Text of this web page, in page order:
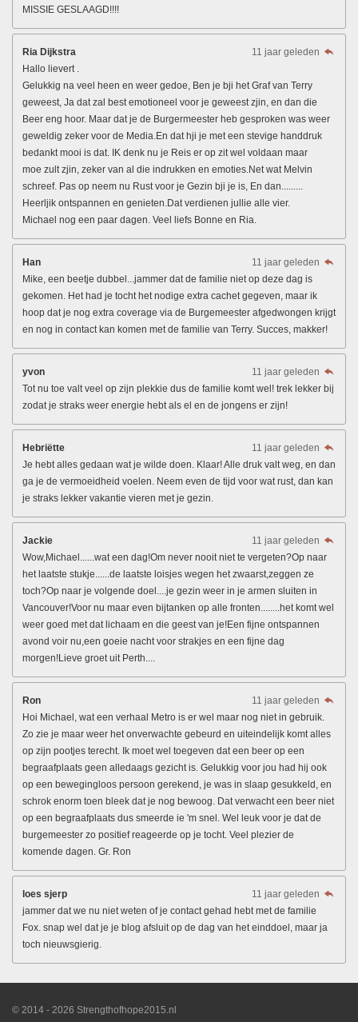
MISSIE GESLAAGD!!!!
Ria Dijkstra
11 jaar geleden
Hallo lievert .
Gelukkig na veel heen en weer gedoe, Ben je bji het Graf van Terry
geweest, Ja dat zal best emotioneel voor je geweest zjin, en dan die
Beer eng hoor. Maar dat je de Burgermeester heb gesproken was weer
geweldig zeker voor de Media.En dat hji je met een stevige handdruk
bedankt mooi is dat. IK denk nu je Reis er op zit wel voldaan maar
moe zult zjin, zeker van al die indrukken en emoties.Net wat Melvin
schreef. Pas op neem nu Rust voor je Gezin bji je is, En dan.........
Heerljik ontspannen en genieten.Dat verdienen jullie alle vier.
Michael nog een paar dagen. Veel liefs Bonne en Ria.
Han
11 jaar geleden
Mike, een beetje dubbel...jammer dat de familie niet op deze dag is
gekomen. Het had je tocht het nodige extra cachet gegeven, maar ik
hoop dat je nog extra coverage via de Burgemeester afgedwongen krijgt
en nog in contact kan komen met de familie van Terry. Succes, makker!
yvon
11 jaar geleden
Tot nu toe valt veel op zijn plekkie dus de familie komt wel! trek lekker bij
zodat je straks weer energie hebt als el en de jongens er zijn!
Hebriëtte
11 jaar geleden
Je hebt alles gedaan wat je wilde doen. Klaar! Alle druk valt weg, en dan
ga je de vermoeidheid voelen. Neem even de tijd voor wat rust, dan kan
je straks lekker vakantie vieren met je gezin.
Jackie
11 jaar geleden
Wow,Michael......wat een dag!Om never nooit niet te vergeten?Op naar
het laatste stukje......de laatste loisjes wegen het zwaarst,zeggen ze
toch?Op naar je volgende doel....je gezin weer in je armen sluiten in
Vancouver!Voor nu maar even bijtanken op alle fronten........het komt wel
weer goed met dat lichaam en die geest van je!Een fijne ontspannen
avond voir nu,een goeie nacht voor strakjes en een fijne dag
morgen!Lieve groet uit Perth....
Ron
11 jaar geleden
Hoi Michael, wat een verhaal Metro is er wel maar nog niet in gebruik.
Zo zie je maar weer het onverwachte gebeurd en uiteindelijk komt alles
op zijn pootjes terecht. Ik moet wel toegeven dat een beer op een
begraafplaats geen alledaags gezicht is. Gelukkig voor jou had hij ook
op een bewegingloos persoon gerekend, je was in slaap gesukkeld, en
schrok enorm toen bleek dat je nog bewoog. Dat verwacht een beer niet
op een begraafplaats dus smeerde ie 'm snel. Wel leuk voor je dat de
burgemeester zo positief reageerde op je tocht. Veel plezier de
komende dagen. Gr. Ron
loes sjerp
11 jaar geleden
jammer dat we nu niet weten of je contact gehad hebt met de familie
Fox. snap wel dat je je blog afsluit op de dag van het einddoel, maar ja
toch nieuwsgierig.
© 2014 - 2026 Strengthofhope2015.nl